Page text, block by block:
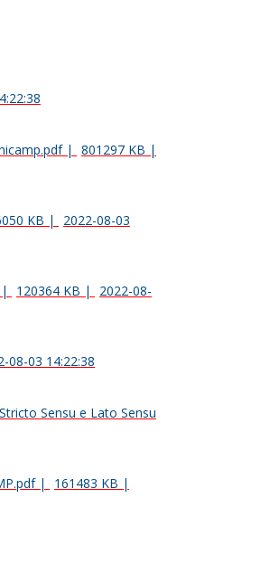
| 801297 KB |
KB |
2022-08-03
120364 KB |
2022-08-
08-03 14:22:38
Sensu e Lato Sensu
| 161483 KB |